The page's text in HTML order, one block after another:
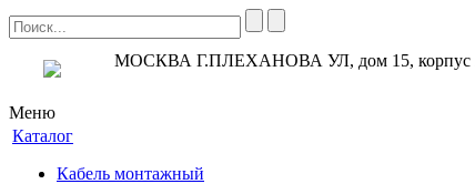
МОСКВА Г.ПЛЕХАНОВА УЛ, дом 15, корпус
Меню
Каталог
Кабель монтажный